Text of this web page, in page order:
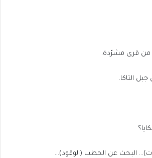
من قرى مشرّدة.
التاكا.
البحث عن الحطب (الوقود)…